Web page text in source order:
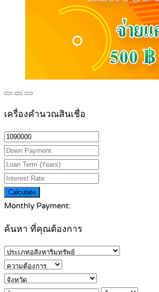
เครื่องคำนวณสินเชื่อ
Calculate
Monthly Payment:
ค้นหา ที่คุณต้องการ